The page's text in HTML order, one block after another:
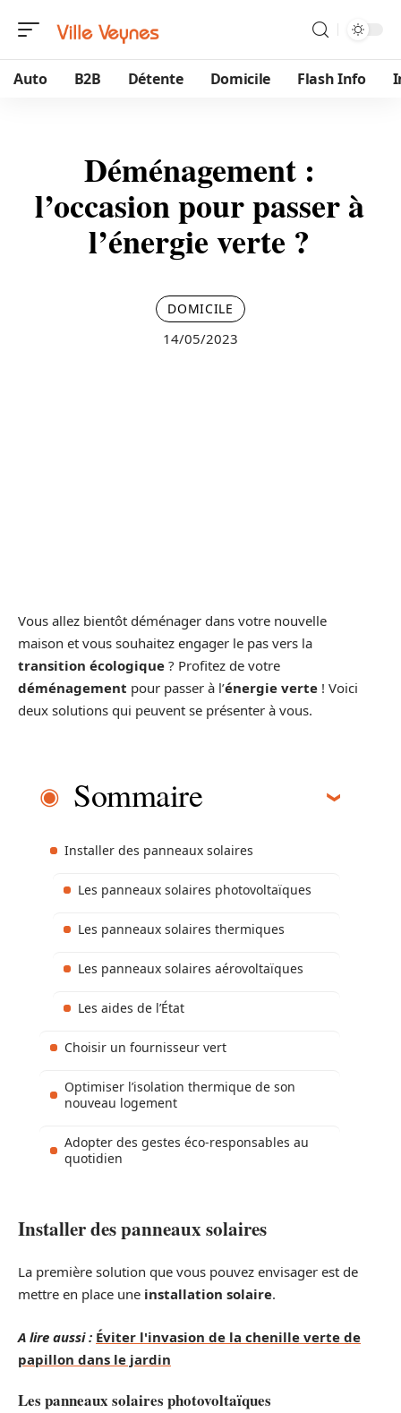
Auto B2B Détente Domicile Flash Info
Déménagement :
l’occasion pour passer à
l’énergie verte ?
DOMICILE
14/05/2023
Vous allez bientôt déménager dans votre nouvelle
maison et vous souhaitez engager le pas vers la
transition écologique ? Profitez de votre
déménagement pour passer à l’énergie verte ! Voici
deux solutions qui peuvent se présenter à vous.
Sommaire
Installer des panneaux solaires
Les panneaux solaires photovoltaïques
Les panneaux solaires thermiques
Les panneaux solaires aérovoltaïques
Les aides de l’État
Choisir un fournisseur vert
Optimiser l’isolation thermique de son
nouveau logement
Adopter des gestes éco-responsables au
quotidien
Installer des panneaux solaires
La première solution que vous pouvez envisager est de
mettre en place une installation solaire.
A lire aussi : Éviter l'invasion de la chenille verte de
papillon dans le jardin
Les panneaux solaires photovoltaïques